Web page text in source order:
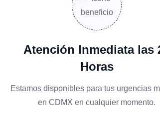
Atención Inmediata las
Horas
Estamos disponibles para tus urgencias
en CDMX en cualquier momento.